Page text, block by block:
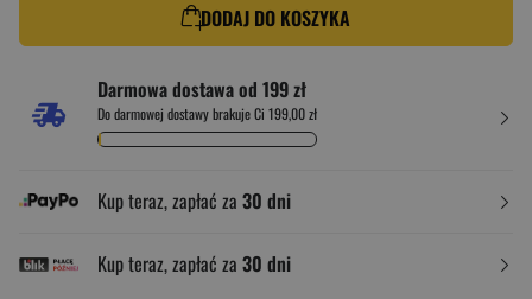
DODAJ DO KOSZYKA
Darmowa dostawa od 199 zł
Do darmowej dostawy brakuje Ci 199,00 zł
Kup teraz, zapłać za 30 dni
Kup teraz, zapłać za 30 dni